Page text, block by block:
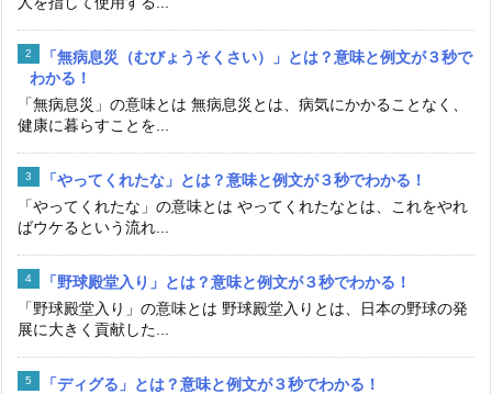
「無病息災（むびょうそくさい）」とは？意味と例文が３秒で
わかる！
「無病息災」の意味とは 無病息災とは、病気にかかることなく、
健康に暮らすことを...
「やってくれたな」とは？意味と例文が３秒でわかる！
「やってくれたな」の意味とは やってくれたなとは、これをやれ
ばウケるという流れ...
「野球殿堂入り」とは？意味と例文が３秒でわかる！
「野球殿堂入り」の意味とは 野球殿堂入りとは、日本の野球の発
展に大きく貢献した...
「ディグる」とは？意味と例文が３秒でわかる！